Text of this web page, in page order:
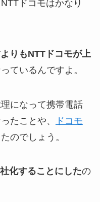
ドコモはかなり
りもNTTドコモが上
ているんですよ。
になって携帯電話
たことや、
ドコモ
のでしょう。
化することにしたの